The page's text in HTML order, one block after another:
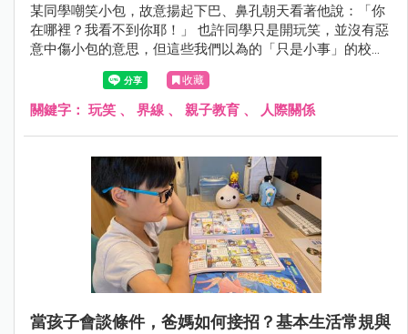
某同學嘲笑小包，故意揚起下巴、鼻孔朝天看著他說：「你
在哪裡？我看不到你耶！」 也許同學只是開玩笑，並沒有惡
意中傷小包的意思，但這些我們以為的「只是小事」的校園
互動，其實在法律與正向教養的界線裡，都是紅線！
收藏
關鍵字： 玩笑 、 界線 、 親子教育 、 人際關係
當孩子會談條件，爸媽如何接招？基本生活常規與